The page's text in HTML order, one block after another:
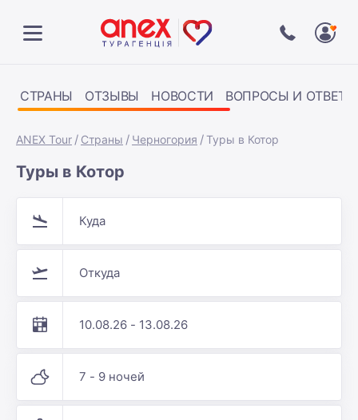
СТРАНЫ ОТЗЫВЫ НОВОСТИ ВОПРОСЫ И ОТВЕТЫ
ANEX Tour Страны Черногория Туры в Котор
Туры в Котор
Куда
Откуда
10.08.26 - 13.08.26
7 - 9 ночей